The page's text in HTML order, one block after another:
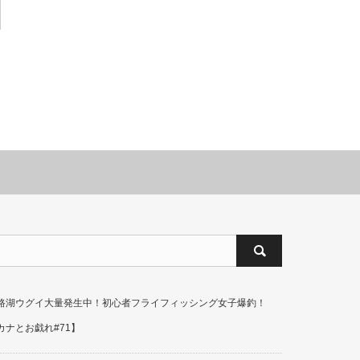
湖ウグイ大量発生中！初心者フライフィッシング女子爆釣！
ナとお戯れ#71】